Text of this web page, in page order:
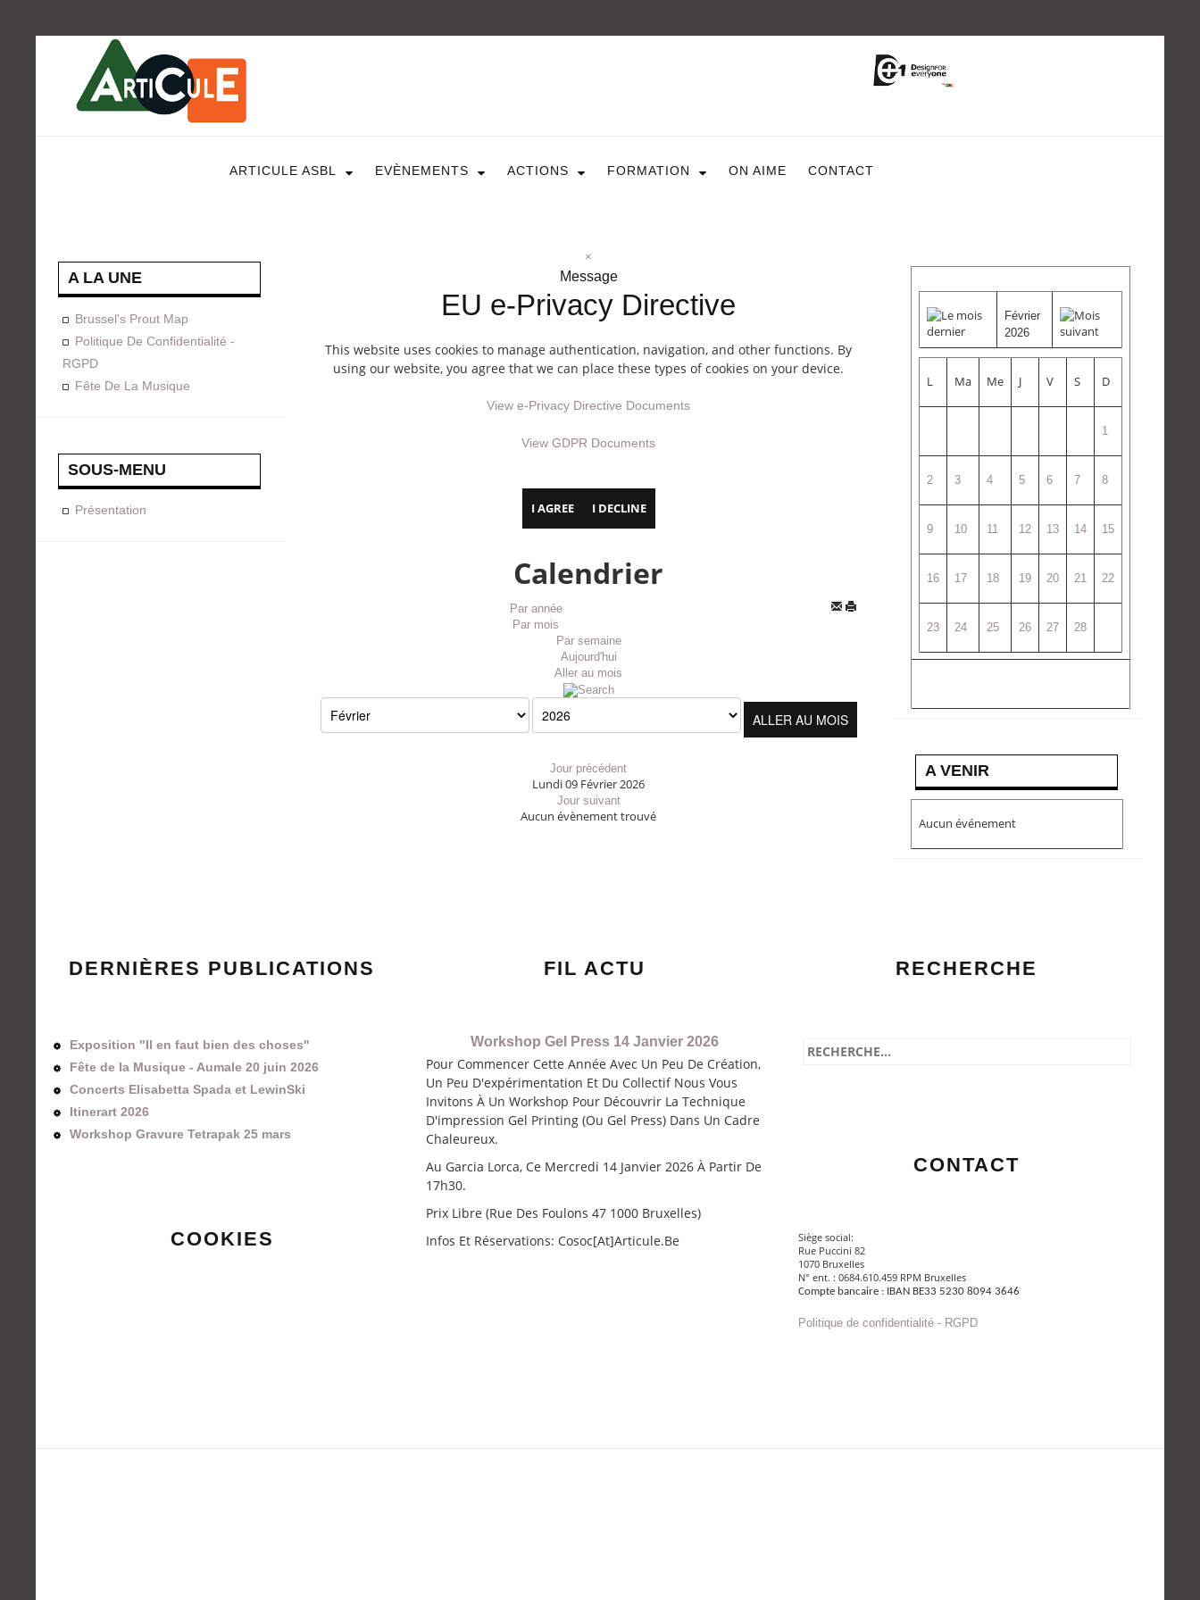
EVÈNEMENTS
Design For Everyone
Publications
FORMATION
Programmées
A La Demande
ON AIME
ARTICULE ASBL EVÈNEMENTS ACTIONS FORMATION ON AIME CONTACT
A LA UNE
Brussel's Prout Map
Politique De Confidentialité -
RGPD
Fête De La Musique
SOUS-MENU
Présentation
×
Message
EU e-Privacy Directive
This website uses cookies to manage authentication, navigation, and other functions. By
using our website, you agree that we can place these types of cookies on your device.
View e-Privacy Directive Documents
View GDPR Documents
I AGREE I DECLINE
Calendrier
Par année
Par mois
Par semaine
Aujourd'hui
Aller au mois
ALLER AU MOIS
Jour précédent
Lundi 09 Février 2026
Jour suivant
Aucun évènement trouvé
Février
2026
L Ma Me J V S D
1
2 3 4 5 6 7 8
9 10 11 12 13 14 15
16 17 18 19 20 21 22
23 24 25 26 27 28
A VENIR
Aucun événement
DERNIÈRES PUBLICATIONS
Exposition "Il en faut bien des choses"
Fête de la Musique - Aumale 20 juin 2026
Concerts Elisabetta Spada et LewinSki
Itinerart 2026
Workshop Gravure Tetrapak 25 mars
COOKIES
FIL ACTU
Workshop Gel Press 14 Janvier 2026
Pour Commencer Cette Année Avec Un Peu De Création,
Un Peu D'expérimentation Et Du Collectif Nous Vous
Invitons À Un Workshop Pour Découvrir La Technique
D'impression Gel Printing (ou Gel Press) Dans Un Cadre
Chaleureux.
Au Garcia Lorca, Ce Mercredi 14 Janvier 2026 À Partir De
17h30.
Prix Libre (Rue Des Foulons 47 1000 Bruxelles)
Infos Et Réservations: Cosoc[at]articule.be
RECHERCHE
CONTACT
Siège social:
Rue Puccini 82
1070 Bruxelles
N° ent. : 0684.610.459 RPM Bruxelles
Compte bancaire : IBAN BE33 5230 8094 3646
Politique de confidentialité - RGPD